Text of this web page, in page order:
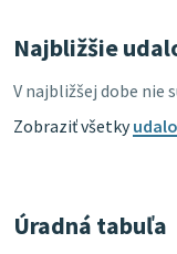
Najbližšie
V najbližšej dobe nie
Zobraziť všetky
Úradná tabuľa